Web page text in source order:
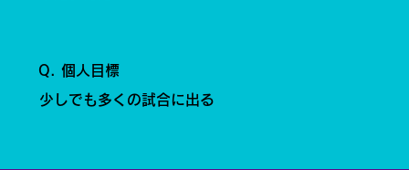
少しでも多くの試合に出る
Q. 個人目標